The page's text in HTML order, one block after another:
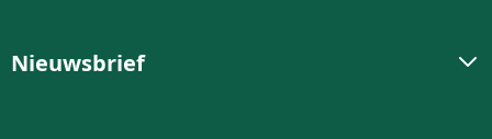
Nieuwsbrief